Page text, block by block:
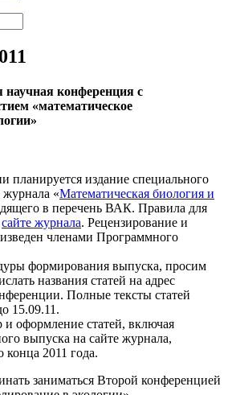
научная конференция с
«математическое
планируется издание специального
журнала «Математическая биология и
в перечень ВАК. Правила для
сайте журнала. Рецензирование и
членами Программного
формирования выпуска, просим
названия статей на адрес
Полные тексты статей
15.09.11.
и оформление статей, включая
выпуска на сайте журнала,
конца 2011 года.
заниматься Второй конференцией